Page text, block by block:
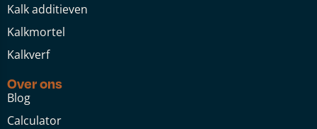
Kalk additieven
Kalkmortel
Kalkverf
Over ons
Blog
Calculator